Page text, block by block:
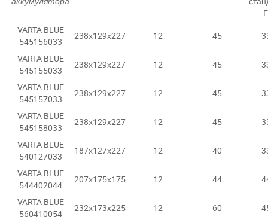
VARTA BLUE
545156033
238х129х227 12 45
VARTA BLUE
545155033
238х129х227 12 45
VARTA BLUE
545157033
238х129х227 12 45
VARTA BLUE
545158033
238х129х227 12 45
VARTA BLUE
540127033
187х127х227 12 40
VARTA BLUE
544402044
207х175х175 12 44
VARTA BLUE
560410054
232х173х225 12 60